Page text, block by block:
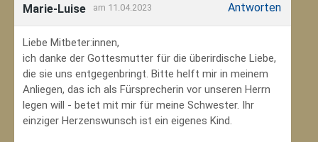
Marie-Luise am 11.04.2023 Antworten
Liebe Mitbeter:innen,
ich danke der Gottesmutter für die überirdische Liebe,
die sie uns entgegenbringt. Bitte helft mir in meinem
Anliegen, das ich als Fürsprecherin vor unseren Herrn
legen will - betet mit mir für meine Schwester. Ihr
einziger Herzenswunsch ist ein eigenes Kind.